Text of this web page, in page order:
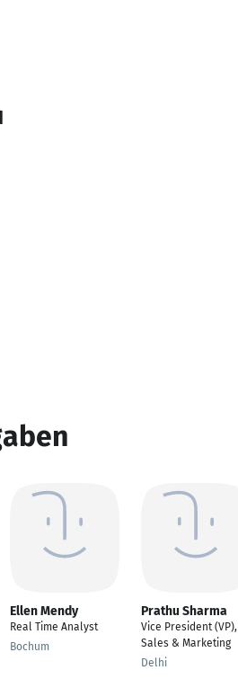
Ellen Mendy
Real Time Analyst
Bochum
Prathu Sharma
Vice President (VP),
Sales & Marketing
Delhi